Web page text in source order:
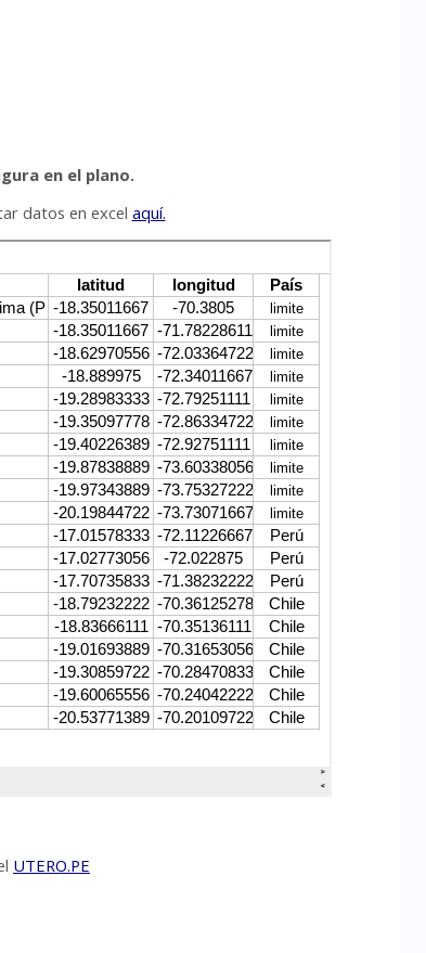
en el plano.
datos en excel aquí.
UTERO.PE